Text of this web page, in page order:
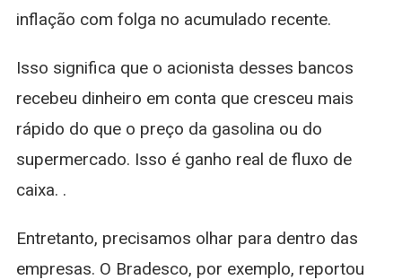
inflação com folga no acumulado recente.
Isso significa que o acionista desses bancos
recebeu dinheiro em conta que cresceu mais
rápido do que o preço da gasolina ou do
supermercado. Isso é ganho real de fluxo de
caixa. .
Entretanto, precisamos olhar para dentro das
empresas. O Bradesco, por exemplo, reportou